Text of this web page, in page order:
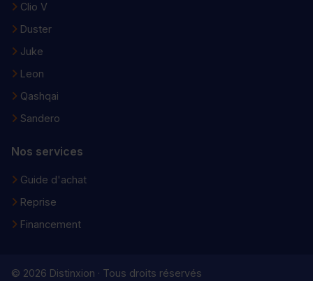
Clio V
Duster
Juke
Leon
Qashqai
Sandero
Nos services
Guide d'achat
Reprise
Financement
© 2026 Distinxion · Tous droits réservés